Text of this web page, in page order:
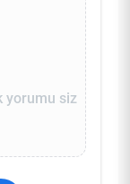
yorumu siz